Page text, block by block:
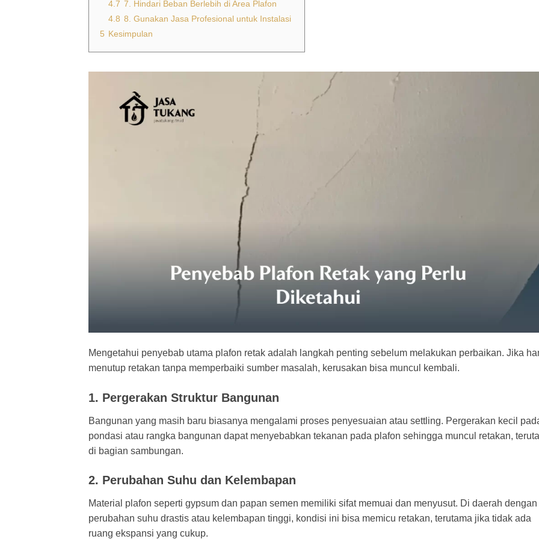
4.7 7. Hindari Beban Berlebih di Area Plafon
4.8 8. Gunakan Jasa Profesional untuk Instalasi
5 Kesimpulan
Mengetahui penyebab utama plafon retak adalah langkah penting sebelum melakukan perbaikan. Jika
menutup retakan tanpa memperbaiki sumber masalah, kerusakan bisa muncul kembali.
1. Pergerakan Struktur Bangunan
Bangunan yang masih baru biasanya mengalami proses penyesuaian atau settling. Pergerakan kecil
pondasi atau rangka bangunan dapat menyebabkan tekanan pada plafon sehingga muncul retakan,
di bagian sambungan.
2. Perubahan Suhu dan Kelembapan
Material plafon seperti gypsum dan papan semen memiliki sifat memuai dan menyusut. Di daerah dengan
perubahan suhu drastis atau kelembapan tinggi, kondisi ini bisa memicu retakan, terutama jika tidak ada
ruang ekspansi yang cukup.